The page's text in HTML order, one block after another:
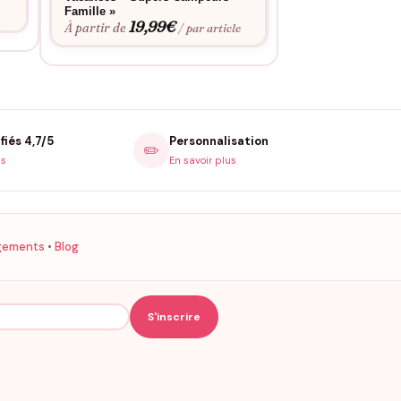
Famille »
À partir de19,99€ / par article
4,7/5 ✏️ Personnalisation
En savoir plus
• Blog